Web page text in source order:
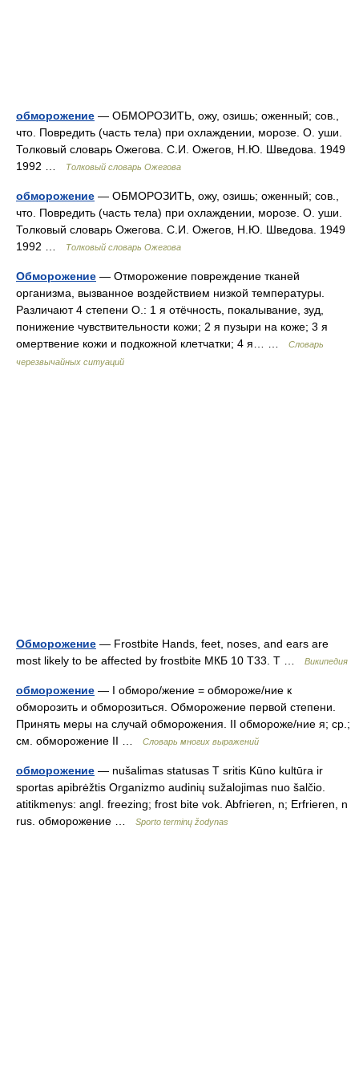
обморожение — ОБМОРОЗИТЬ, ожу, озишь; оженный; сов.,
что. Повредить (часть тела) при охлаждении, морозе. О. уши.
Толковый словарь Ожегова. С.И. Ожегов, Н.Ю. Шведова. 1949
1992 …
Толковый словарь Ожегова
обморожение — ОБМОРОЗИТЬ, ожу, озишь; оженный; сов.,
что. Повредить (часть тела) при охлаждении, морозе. О. уши.
Толковый словарь Ожегова. С.И. Ожегов, Н.Ю. Шведова. 1949
1992 …
Толковый словарь Ожегова
Обморожение — Отморожение повреждение тканей
организма, вызванное воздействием низкой температуры.
Различают 4 степени О.: 1 я отёчность, покалывание, зуд,
понижение чувствительности кожи; 2 я пузыри на коже; 3 я
омертвение кожи и подкожной клетчатки; 4 я… …
Словарь
черезвычайных ситуаций
Обморожение — Frostbite Hands, feet, noses, and ears are
most likely to be affected by frostbite МКБ 10 T33. T …
Википедия
обморожение — I обморо/жение = обмороже/ние к
обморозить и обморозиться. Обморожение первой степени.
Принять меры на случай обморожения. II обмороже/ние я; ср.;
см. обморожение II …
Словарь многих выражений
обморожение — nušalimas statusas T sritis Kūno kultūra ir
sportas apibrėžtis Organizmo audinių sužalojimas nuo šalčio.
atitikmenys: angl. freezing; frost bite vok. Abfrieren, n; Erfrieren, n
rus. обморожение …
Sporto terminų žodynas